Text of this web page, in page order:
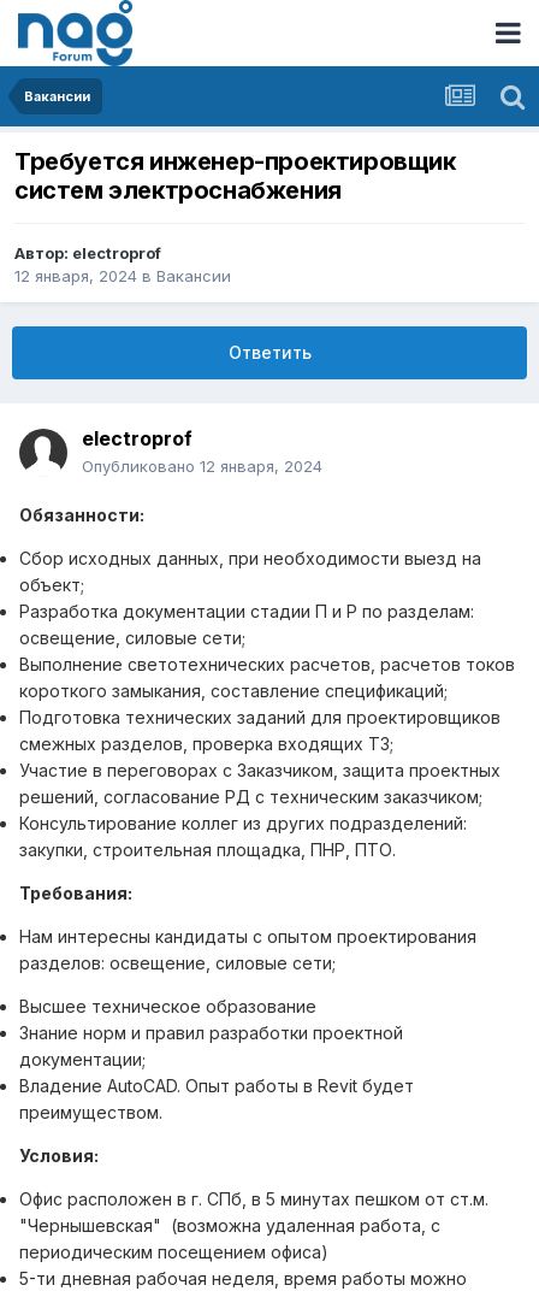
Вакансии
Требуется инженер-проектировщик
систем электроснабжения
Автор: electroprof
12 января, 2024 в Вакансии
Ответить
electroprof
Опубликовано 12 января, 2024
Обязанности:
Сбор исходных данных, при необходимости выезд на
объект;
Разработка документации стадии П и Р по разделам:
освещение, силовые сети;
Выполнение светотехнических расчетов, расчетов токов
короткого замыкания, составление спецификаций;
Подготовка технических заданий для проектировщиков
смежных разделов, проверка входящих ТЗ;
Участие в переговорах с Заказчиком, защита проектных
решений, согласование РД с техническим заказчиком;
Консультирование коллег из других подразделений:
закупки, строительная площадка, ПНР, ПТО.
Требования:
Нам интересны кандидаты с опытом проектирования
разделов: освещение, силовые сети;
Высшее техническое образование
Знание норм и правил разработки проектной
документации;
Владение AutoCAD. Опыт работы в Revit будет
преимуществом.
Условия:
Офис расположен в г. СПб, в 5 минутах пешком от ст.м.
"Чернышевская" (возможна удаленная работа, с
периодическим посещением офиса)
5-ти дневная рабочая неделя, время работы можно